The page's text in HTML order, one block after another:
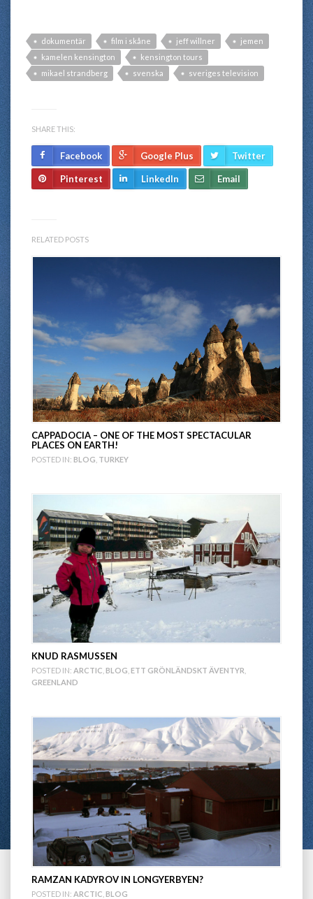
dokumentär film i skåne jeff willner
jemen
kamelen kensington
kensington tours
mikael strandberg
svenska sveriges television
SHARE THIS:
Facebook Google Plus Twitter
Pinterest LinkedIn Email
RELATED POSTS
CAPPADOCIA – ONE OF THE MOST SPECTACULAR
PLACES ON EARTH!
POSTED IN: BLOG TURKEY
KNUD RASMUSSEN
POSTED IN: ARCTIC BLOG ETT GRÖNLÄNDSKT ÄVENTYR
GREENLAND
RAMZAN KADYROV IN LONGYERBYEN?
POSTED IN: ARCTIC BLOG